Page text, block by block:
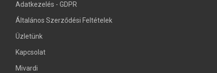
Adatkezelés - GDPR
Általános Szerződési Feltételek
Üzletünk
Kapcsolat
Mivardi